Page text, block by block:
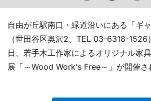
自由が丘駅南口・緑道沿いにある「ギ
（世田谷区奥沢2、TEL 03-6318-
日、若手木工作家によるオリジナル家
展「～Wood Work's Free～」が開催さ